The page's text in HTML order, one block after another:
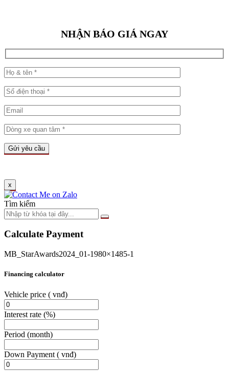
NHẬN BÁO GIÁ NGAY
x
Tìm kiếm
Calculate Payment
MB_StarAwards2024_01-1980×1485-1
Financing calculator
Vehicle price ( vnđ)
Interest rate (%)
Period (month)
Down Payment ( vnđ)